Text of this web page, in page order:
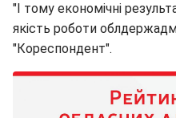
"І тому економічні
якість роботи
"Кореспондент".